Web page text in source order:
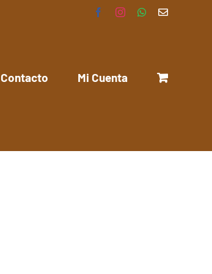
FacebookInstagramWhatsApp
Correo
Contacto Mi Cuenta